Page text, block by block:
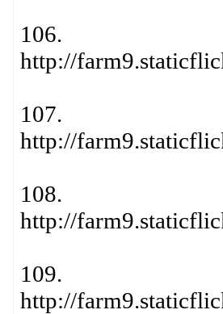
106.
http://
107.
http://
108.
http://
109.
http://